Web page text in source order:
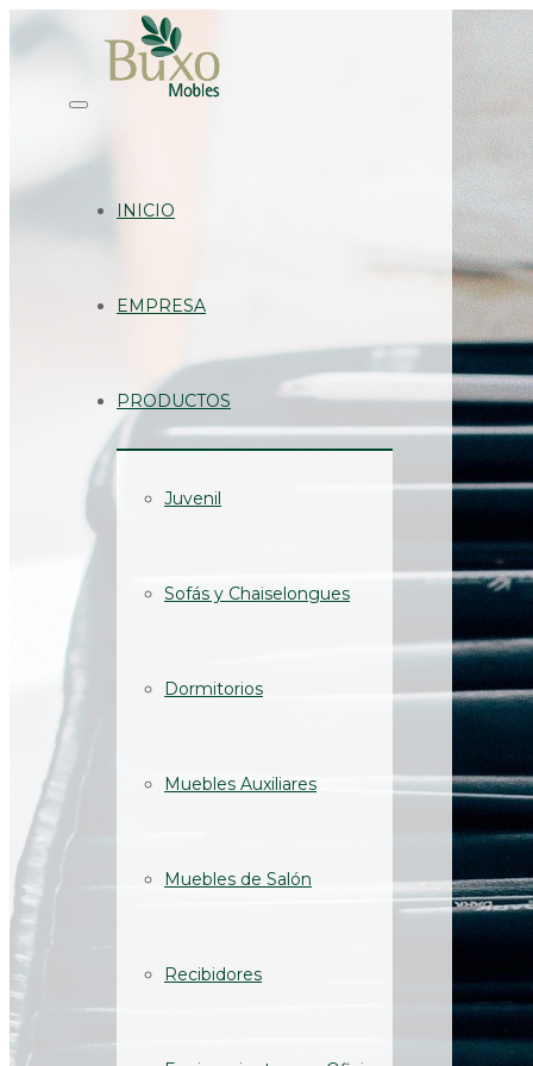
INICIO
EMPRESA
PRODUCTOS
Juvenil
Sofás y Chaiselongues
Dormitorios
Muebles Auxiliares
Muebles de Salón
Recibidores